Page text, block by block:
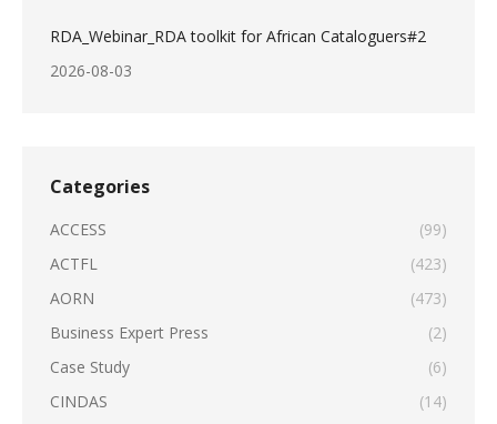
RDA_Webinar_RDA toolkit for African Cataloguers#2
2026-08-03
Categories
ACCESS
(99)
ACTFL
(423)
AORN
(473)
Business Expert Press
(2)
Case Study
(6)
CINDAS
(14)